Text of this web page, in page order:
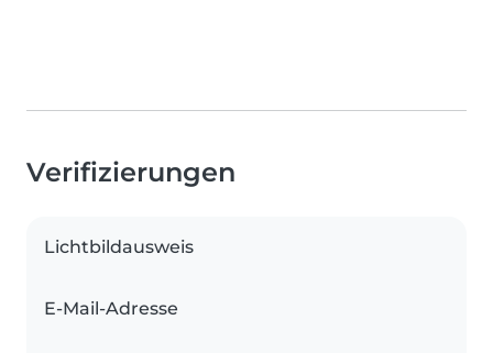
Verifizierungen
Lichtbildausweis
E-Mail-Adresse